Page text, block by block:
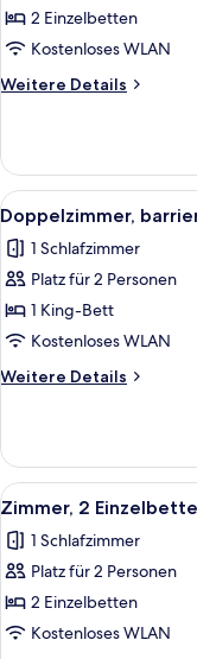
Twin
anzeigen
2 Einzelbetten
Kostenloses WLAN
Weitere Details
Weitere
Tailor
Twin
Alle
Fotos
für
Doppelzimmer,
barrierearm
anzeigen
5
Doppelzimmer,
1 Schlafzimmer
Platz für 2 Personen
1 King-Bett
Kostenloses WLAN
Weitere Details
Weitere
barrierearm
Alle
Fotos
für
Zimmer,
2 Einzelbetten,
barrierearm
5
Zimmer, 2
1 Schlafzimmer
Platz für 2 Personen
2 Einzelbetten
Kostenloses WLAN